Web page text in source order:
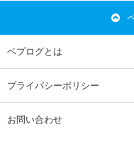
ベプログとは
プライバシーポリシー
お問い合わせ